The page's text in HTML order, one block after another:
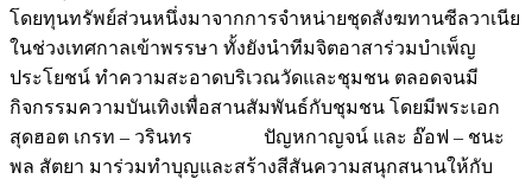
โดยทุนทรัพย์ส่วนหนึ่งมาจากการจำหน่ายชุดสังฆทานซีลวาเนีย
ในช่วงเทศกาลเข้าพรรษา ทั้งยังนำทีมจิตอาสาร่วมบำเพ็ญ
ประโยชน์ ทำความสะอาดบริเวณวัดและชุมชน ตลอดจนมี
กิจกรรมความบันเทิงเพื่อสานสัมพันธ์กับชุมชน โดยมีพระเอก
สุดฮอต เกรท – วรินทร ปัญหกาญจน์ และ อ๊อฟ – ชนะ
พล สัตยา มาร่วมทำบุญและสร้างสีสันความสนุกสนานให้กับ